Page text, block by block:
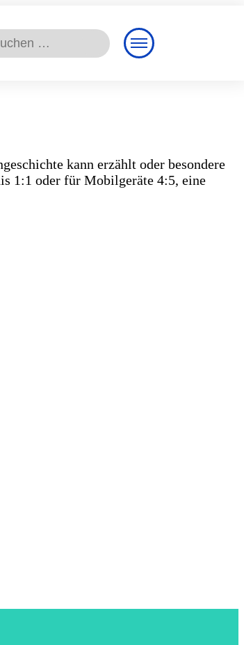
kann erzählt oder besondere
1:1 oder für Mobilgeräte 4:5, eine